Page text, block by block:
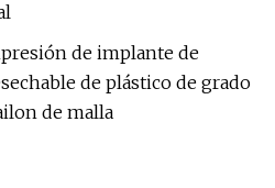
de implante de
de plástico de grado
de malla